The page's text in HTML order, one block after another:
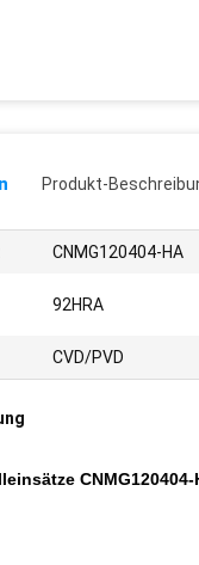
Produkt-
CNMG120404-HA
92HRA
CVD/PVD
CNMG120404-